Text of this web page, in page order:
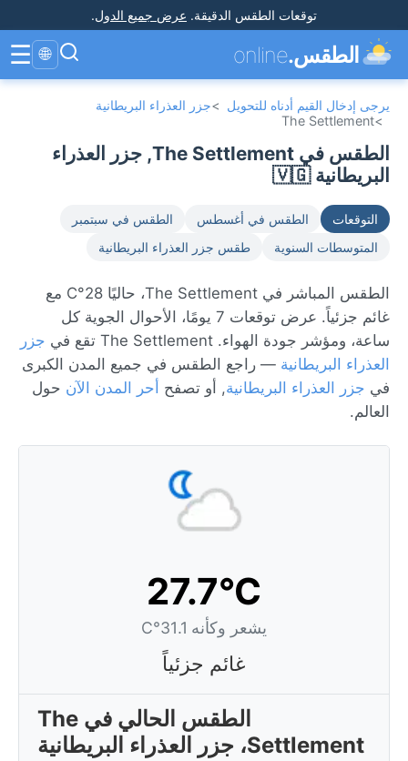
توقعات الطقس الدقيقة. عرض جميع الدول.
الطقس.online
🌐
☰
يرجى إدخال القيم أدناه للتحويل >جزر العذراء البريطانية
>
The Settlement
الطقس في The Settlement, جزر العذراء
البريطانية 🇻🇬
التوقعات الطقس في أغسطس
الطقس في سبتمبر
المتوسطات السنوية
طقس جزر العذراء البريطانية
الطقس المباشر في The Settlement، حاليًا 28°C مع
غائم جزئياً. عرض توقعات 7 يومًا، الأحوال الجوية كل
ساعة، ومؤشر جودة الهواء. The Settlement تقع في
جزر
العذراء البريطانية — راجع الطقس في جميع المدن الكبرى
في جزر العذراء البريطانية, أو تصفح أحر المدن الآن حول
العالم.
27.7°C
يشعر وكأنه 31.1°C
غائم جزئياً
الطقس الحالي في The
Settlement، جزر العذراء البريطانية